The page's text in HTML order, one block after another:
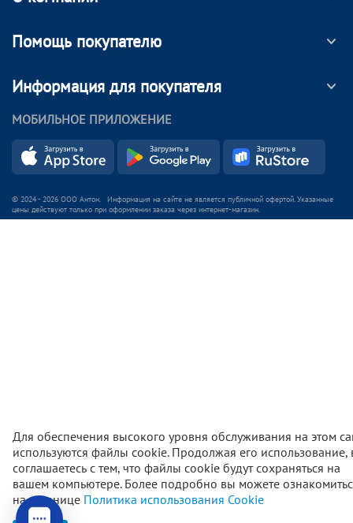
3 150 ₽ В
Помощь покупателю
Информация для покупателя
МОБИЛЬНОЕ ПРИЛОЖЕНИЕ
© 2024 - 2026 ООО Антон. Информация на сайте не является публичной офертой. Указанные
цены действуют только при оформлении заказа через интернет-магазин.
Для обеспечения высокого уровня обслуживания на этом
используются файлы cookie. Продолжая его использование,
соглашаетесь с тем, что файлы cookie будут сохраняться на
вашем компьютере. Более подробно вы можете
на странице Политика использования Cookie